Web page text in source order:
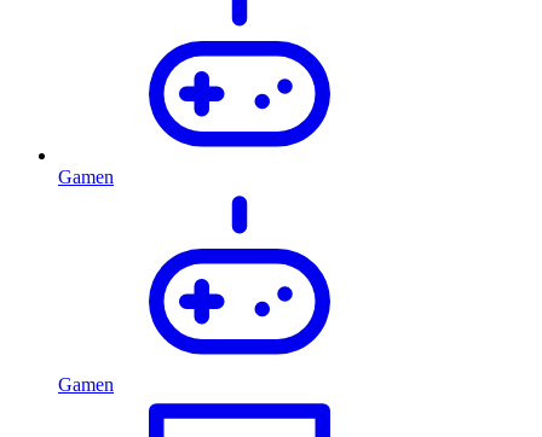
Gamen
Gamen